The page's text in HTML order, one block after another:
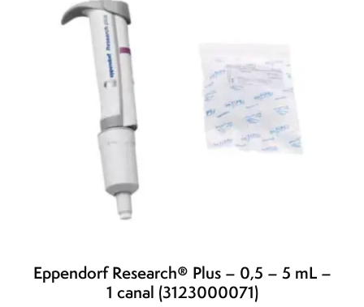
Eppendorf Research® Plus – 0,5 – 5 mL –
1 canal (3123000071)